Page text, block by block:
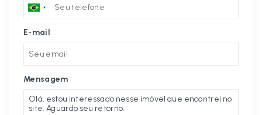
E-mail
Mensagem